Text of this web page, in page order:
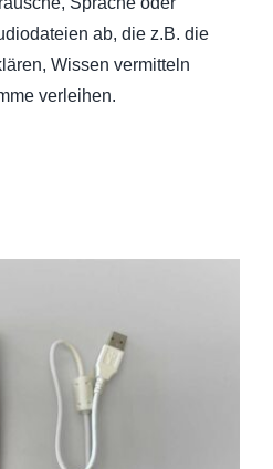
ab, die z.B. die
Wissen vermitteln
verleihen.
(und